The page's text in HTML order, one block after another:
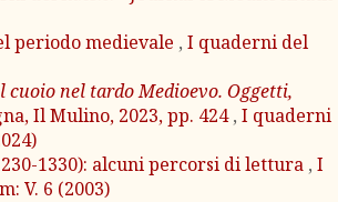
periodo medievale ,I quaderni del
nel tardo Medioevo. Oggetti,
Il Mulino, 2023, pp. 424,I quaderni
1330): alcuni percorsi di lettura ,I
V. 6 (2003)